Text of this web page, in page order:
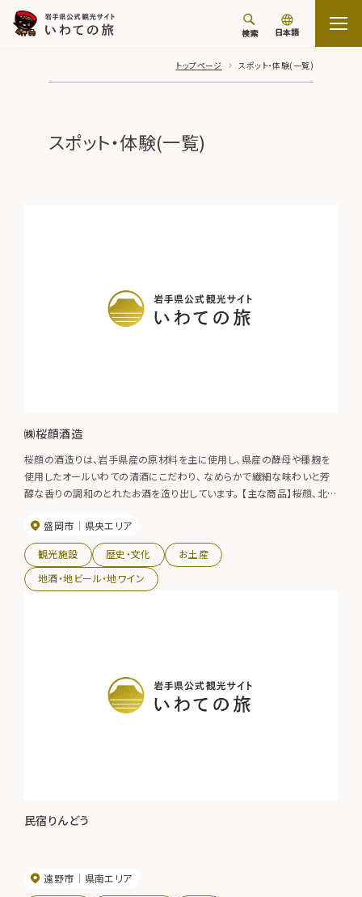
検索 日本語
トップページ スポット・体験(一覧)
スポット・体験(一覧)
㈱桜顔酒造
桜顔の酒造りは、岩手県産の原材料を主に使用し、県産の酵母や種麹を
使用したオールいわての清酒にこだわり、 なめらかで繊細な味わいと芳
醇な香りの調和のとれたお酒を造り出しています。 【主な商品】桜顔、北国
盛岡市
県央エリア
観光施設 歴史・文化
お土産
地酒・地ビール・地ワイン
民宿りんどう
遠野市 県南エリア